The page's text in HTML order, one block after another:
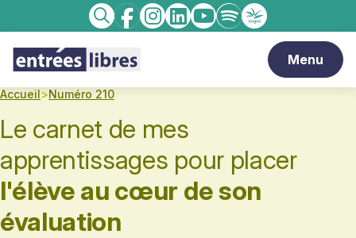
Menu
Recherche
Facebook
Instagram
linkedinYoutube
SpotifyEnseignement
catholique
Accueil>Numéro 210
Le carnet de mes
apprentissages pour placer
l'élève au cœur de son
évaluation